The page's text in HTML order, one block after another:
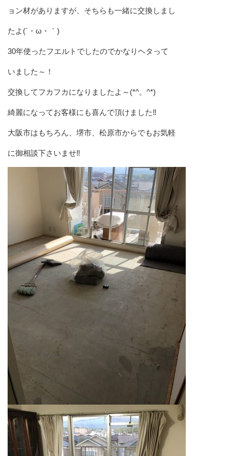
ョン材がありますが、そちらも一緒に交換しまし
たよ(´・ω・｀)
30年使ったフエルトでしたのでかなりヘタって
いました～！
交換してフカフカになりましたよ～(*^。^*)
綺麗になってお客様にも喜んで頂けました‼️
大阪市はもちろん、堺市、松原市からでもお気軽
に御相談下さいませ‼️